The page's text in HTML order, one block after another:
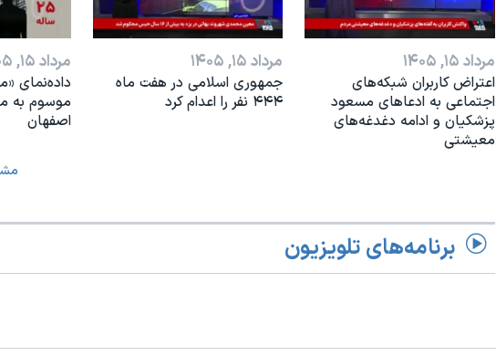
مرداد ۱۵, ۱۴۰۵
اعتراض کاربران شبکه‌های
اجتماعی به ادعاهای مسعود
پزشکیان و ادامه دغدغه‌های
معیشتی
مرداد ۱۵, ۱۴۰۵
جمهوری اسلامی در هفت ماه
۴۴۴ نفر را اعدام کرد
مرداد ۱۵, ۱۴۰۵
داده‌نمای
موسوم به
اصفهان
برنامه‌های تلویزیون